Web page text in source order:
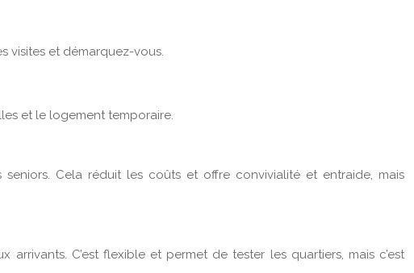
visites et démarquez-vous.
et le logement temporaire.
Cela réduit les coûts et offre convivialité et entraide, mais
C’est flexible et permet de tester les quartiers, mais c’est